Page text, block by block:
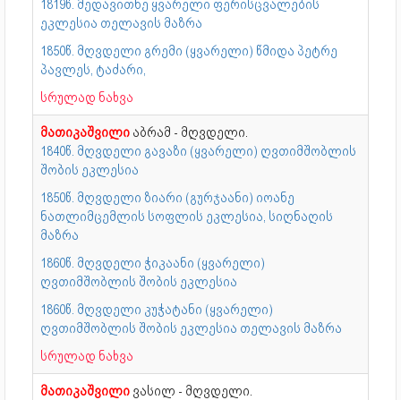
1819წ. მედავითნე ყვარელი ფერისცვალების
ეკლესია თელავის მაზრა
1850წ. მღვდელი გრემი (ყვარელი) წმიდა პეტრე
პავლეს, ტაძარი,
სრულად ნახვა
მათიკაშვილი აბრამ - მღვდელი.
1840წ. მღვდელი გავაზი (ყვარელი) ღვთიმშობლის
შობის ეკლესია
1850წ. მღვდელი ზიარი (გურჯაანი) იოანე
ნათლიმცემლის სოფლის ეკლესია, სიღნაღის
მაზრა
1860წ. მღვდელი ჭიკაანი (ყვარელი)
ღვთიმშობლის შობის ეკლესია
1860წ. მღვდელი კუჭატანი (ყვარელი)
ღვთიმშობლის შობის ეკლესია თელავის მაზრა
სრულად ნახვა
მათიკაშვილი ვასილ - მღვდელი.